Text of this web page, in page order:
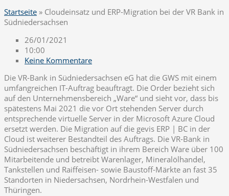
Startseite » Cloudeinsatz und ERP-Migration bei der VR Bank in
Südniedersachsen
26/01/2021
10:00
Keine Kommentare
Die VR-Bank in Südniedersachsen eG hat die GWS mit einem
umfangreichen IT-Auftrag beauftragt. Die Order bezieht sich
auf den Unternehmensbereich „Ware“ und sieht vor, dass bis
spätestens Mai 2021 die vor Ort stehenden Server durch
entsprechende virtuelle Server in der Microsoft Azure Cloud
ersetzt werden. Die Migration auf die gevis ERP | BC in der
Cloud ist weiterer Bestandteil des Auftrags. Die VR-Bank in
Südniedersachsen beschäftigt in ihrem Bereich Ware über 100
Mitarbeitende und betreibt Warenlager, Mineralölhandel,
Tankstellen und Raiffeisen- sowie Baustoff-Märkte an fast 35
Standorten in Niedersachsen, Nordrhein-Westfalen und
Thüringen.